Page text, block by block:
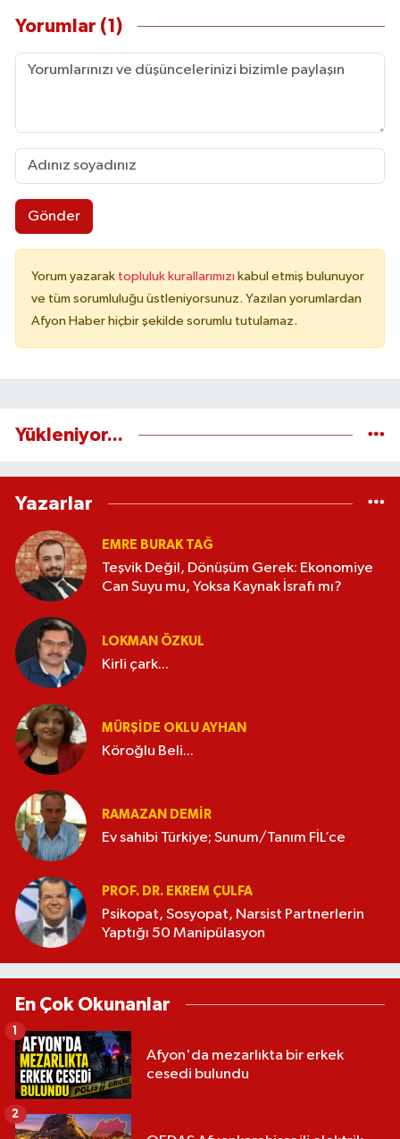
Yorumlar (1)
Gönder
Yorum yazarak topluluk kurallarımızı kabul etmiş bulunuyor
ve tüm sorumluluğu üstleniyorsunuz. Yazılan yorumlardan
Afyon Haber hiçbir şekilde sorumlu tutulamaz.
Yükleniyor...
Yazarlar
EMRE BURAK TAĞ
Teşvik Değil, Dönüşüm Gerek: Ekonomiye
Can Suyu mu, Yoksa Kaynak İsrafı mı?
LOKMAN ÖZKUL
Kirli çark...
MÜRŞIDE OKLU AYHAN
Köroğlu Beli...
RAMAZAN DEMİR
Ev sahibi Türkiye; Sunum/Tanım FİL’ce
PROF. DR. EKREM ÇULFA
Psikopat, Sosyopat, Narsist Partnerlerin
Yaptığı 50 Manipülasyon
En Çok Okunanlar
Afyon'da mezarlıkta bir erkek
cesedi bulundu
1
2